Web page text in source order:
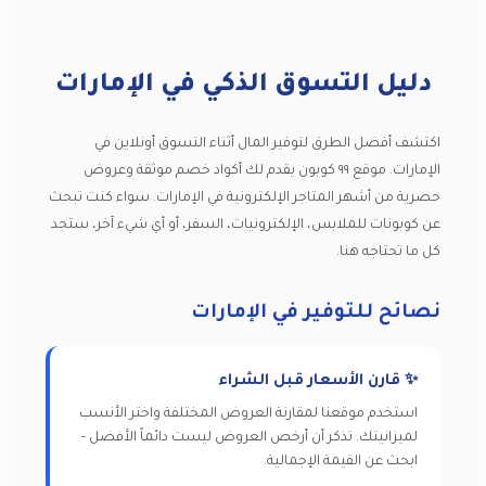
دليل التسوق الذكي في الإمارات
اكتشف أفضل الطرق لتوفير المال أثناء التسوق أونلاين في
الإمارات. موقع ٩٩ كوبون يقدم لك أكواد خصم موثقة وعروض
حصرية من أشهر المتاجر الإلكترونية في الإمارات. سواء كنت تبحث
عن كوبونات للملابس، الإلكترونيات، السفر، أو أي شيء آخر، ستجد
كل ما تحتاجه هنا.
نصائح للتوفير في الإمارات
✨ قارن الأسعار قبل الشراء
استخدم موقعنا لمقارنة العروض المختلفة واختر الأنسب
لميزانيتك. تذكر أن أرخص العروض ليست دائماً الأفضل -
ابحث عن القيمة الإجمالية.